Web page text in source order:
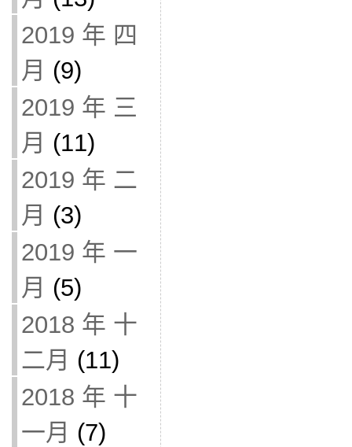
2019 年 四
月 (9)
2019 年 三
月 (11)
2019 年 二
月 (3)
2019 年 一
月 (5)
2018 年 十
二月 (11)
2018 年 十
一月 (7)